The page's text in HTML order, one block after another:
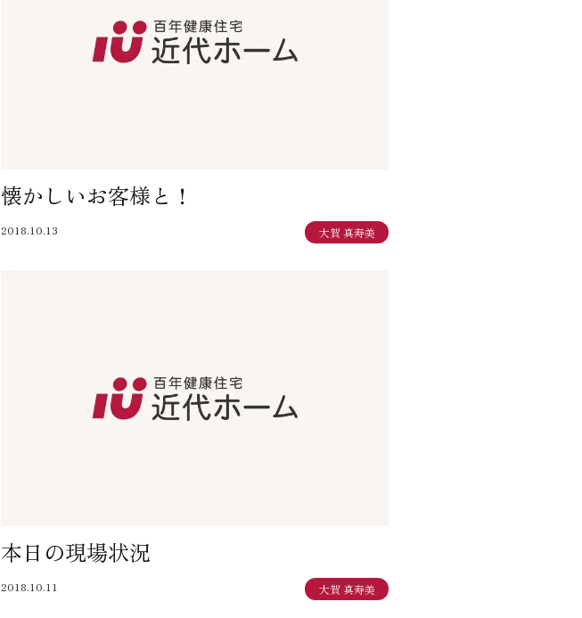
懐かしいお客様と！
2018.10.13 大賀 真寿美
本日の現場状況
2018.10.11 大賀 真寿美